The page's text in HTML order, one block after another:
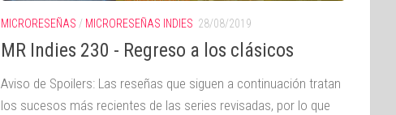
MICRORESEÑAS / MICRORESEÑAS INDIES 28/08/2019
MR Indies 230 - Regreso a los clásicos
Aviso de Spoilers: Las reseñas que siguen a continuación tratan
los sucesos más recientes de las series revisadas, por lo que